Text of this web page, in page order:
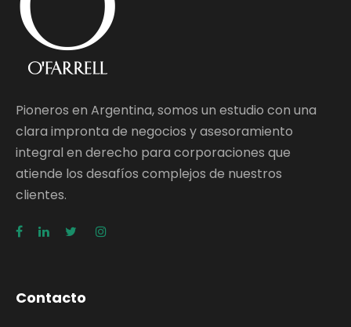
Pioneros en Argentina, somos un estudio con una
clara impronta de negocios y asesoramiento
integral en derecho para corporaciones que
atiende los desafíos complejos de nuestros
clientes.
Contacto